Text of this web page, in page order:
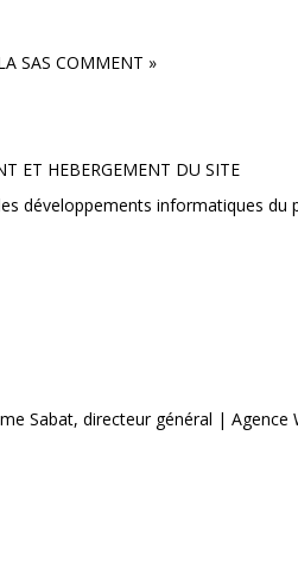
SAS COMMENT »
ET HEBERGEMENT DU SITE
développements informatiques du
Sabat, directeur général | Agence